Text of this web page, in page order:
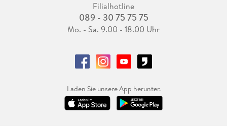
Filialhotline
089 - 30 75 75 75
Mo. - Sa. 9.00 - 18.00 Uhr
Laden Sie unsere App herunter.